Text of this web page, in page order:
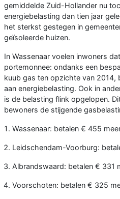
gemiddelde Zuid-Hollander nu
energiebelasting dan tien jaar
het sterkst gestegen in
geïsoleerde huizen.
In Wassenaar voelen inwoners
portemonnee: ondanks een
kuub gas ten opzichte van 2014,
aan energiebelasting. Ook in
is de belasting flink opgelopen.
bewoners de stijgende
Wassenaar: betalen € 455
Leidschendam-Voorburg:
Albrandswaard: betalen € 331
Voorschoten: betalen € 325